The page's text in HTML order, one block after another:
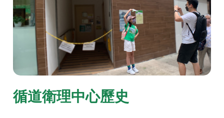
循道衛理中心歷史